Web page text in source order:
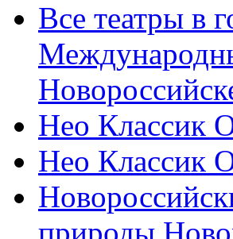
Все театры в
Нео Классик
Нео Классик